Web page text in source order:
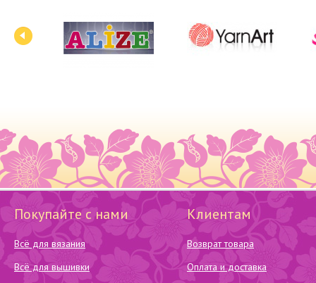
Покупайте с нами
Всё для вязания
Всё для вышивки
Клиентам
Возврат товара
Оплата и доставка